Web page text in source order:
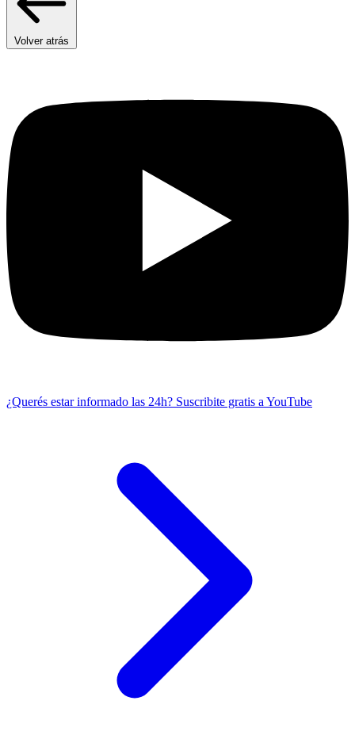
Volver atrás
¿Querés estar informado las 24h? Suscribite gratis a YouTube